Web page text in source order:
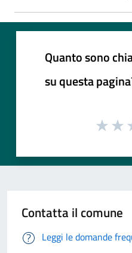
Quanto sono
su questa
Contatta il comune
Leggi le domande